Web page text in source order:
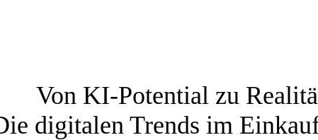
Von KI-Potential zu
digitalen Trends im